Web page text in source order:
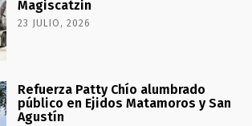
Magiscatzin
23 JULIO, 2026
Refuerza Patty Chío alumbrado
público en Ejidos Matamoros y San
Agustín